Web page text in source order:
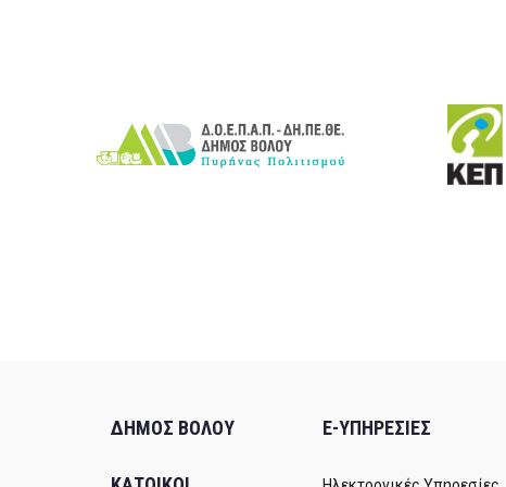
ΔΗΜΟΣ ΒΟΛΟΥ E-ΥΠΗΡΕΣΙΕΣ